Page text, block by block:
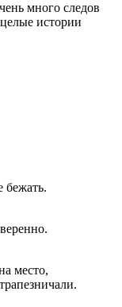
много следов
истории
бежать.
место,